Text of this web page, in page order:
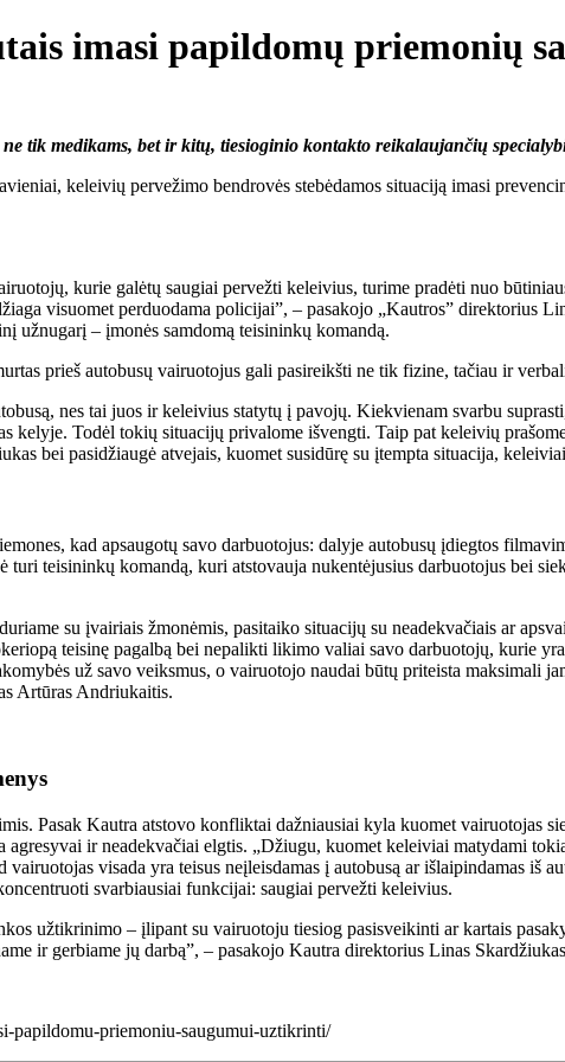
imasi papildomų priemonių
tik medikams, bet ir kitų, tiesioginio kontakto reikalaujančių
keleivių pervežimo bendrovės stebėdamos situaciją imasi
kurie galėtų saugiai pervežti keleivius, turime pradėti nuo
visuomet perduodama policijai”, – pasakojo „Kautros” direktorius
užnugarį – įmonės samdomą teisininkų komandą.
prieš autobusų vairuotojus gali pasireikšti ne tik fizine, tačiau ir
nes tai juos ir keleivius statytų į pavojų. Kiekvienam svarbu
kelyje. Todėl tokių situacijų privalome išvengti. Taip pat keleivių
bei pasidžiaugė atvejais, kuomet susidūrę su įtempta situacija,
kad apsaugotų savo darbuotojus: dalyje autobusų įdiegtos
turi teisininkų komandą, kuri atstovauja nukentėjusius darbuotojus bei
su įvairiais žmonėmis, pasitaiko situacijų su neadekvačiais ar
teisinę pagalbą bei nepalikti likimo valiai savo darbuotojų, kurie
už savo veiksmus, o vairuotojo naudai būtų priteista maksimali
Artūras Andriukaitis.
Pasak Kautra atstovo konfliktai dažniausiai kyla kuomet vairuotojas
agresyvai ir neadekvačiai elgtis. „Džiugu, kuomet keleiviai matydami
vairuotojas visada yra teisus neįleisdamas į autobusą ar išlaipindamas iš
svarbiausiai funkcijai: saugiai pervežti keleivius.
užtikrinimo – įlipant su vairuotoju tiesiog pasisveikinti ar kartais
ir gerbiame jų darbą”, – pasakojo Kautra direktorius Linas
papildomu-priemoniu-saugumui-uztikrinti/